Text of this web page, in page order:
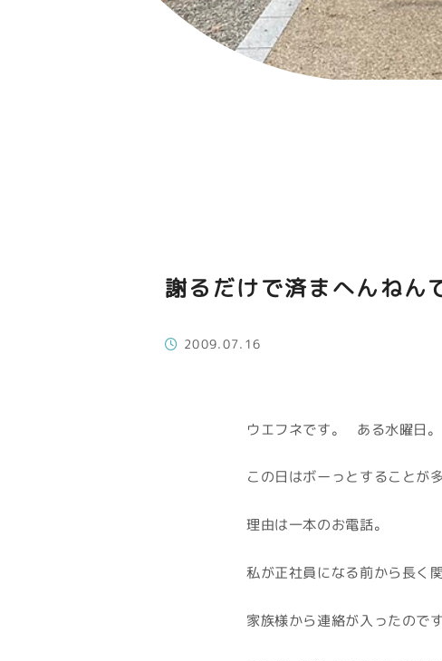
謝るだけで済まへんねん
2009.07.16
ウエフネです。 ある水曜日
この日はボーっとすることが
理由は一本のお電話。
私が正社員になる前から長く
家族様から連絡が入ったのです